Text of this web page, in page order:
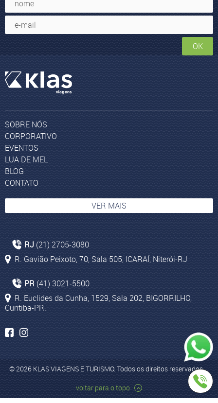
OK
SOBRE NÓS
CORPORATIVO
EVENTOS
LUA DE MEL
BLOG
CONTATO
VER MAIS
Viagem para Polinésia Francesa
Johanesburgo
RJ (21) 2705-3080
R. Gavião Peixoto, 70, Sala 505, ICARAÍ, Niterói-RJ
PR (41) 3021-5500
R. Euclides da Cunha, 1529, Sala 202, BIGORRILHO,
Curitiba-PR.
© 2026 KLAS VIAGENS E TURISMO. Todos os direitos reservados.
voltar para o topo